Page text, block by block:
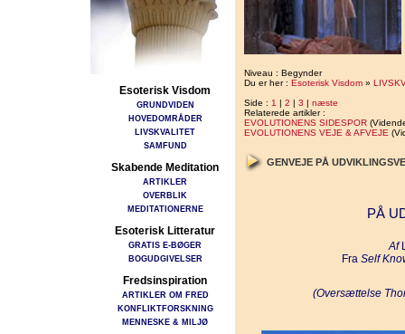
Esoterisk Visdom
GRUNDVIDEN
HOVEDOMRÅDER
LIVSKVALITET
SAMFUND
Skabende Meditation
ARTIKLER
OVERBLIK
MEDITATIONERNE
Esoterisk Litteratur
GRATIS E-BØGER
BOGUDGIVELSER
Fredsinspiration
ARTIKLER OM FRED
KONFLIKTFORSKNING
MENNESKE & MILJØ
Niveau : Begynder
Du er her : Esoterisk Visdom »
Side : 1 | 2 | 3 | næste
Relaterede artikler :
EVOLUTIONENS SIDESPOR
EVOLUTIONENS VEJE & AFVEJE
GENVEJE PÅ
PÅ
Af
Fra Self
(Oversættelse